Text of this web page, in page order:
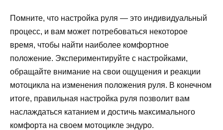
Помните, что настройка руля — это индивидуальный
процесс, и вам может потребоваться некоторое
время, чтобы найти наиболее комфортное
положение. Экспериментируйте с настройками,
обращайте внимание на свои ощущения и реакции
мотоцикла на изменения положения руля. В конечном
итоге, правильная настройка руля позволит вам
наслаждаться катанием и достичь максимального
комфорта на своем мотоцикле эндуро.